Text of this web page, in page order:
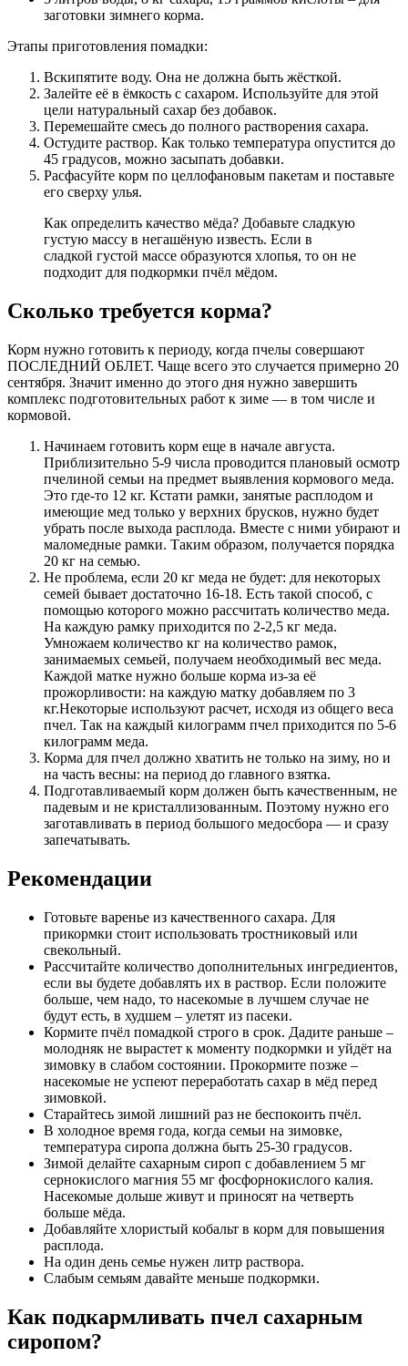
заготовки зимнего корма.
Этапы приготовления помадки:
Вскипятите воду. Она не должна быть жёсткой.
Залейте её в ёмкость с сахаром. Используйте для этой
цели натуральный сахар без добавок.
Перемешайте смесь до полного растворения сахара.
Остудите раствор. Как только температура опустится до
45 градусов, можно засыпать добавки.
Расфасуйте корм по целлофановым пакетам и поставьте
его сверху улья.
Как определить качество мёда? Добавьте сладкую
густую массу в негашёную известь. Если в
сладкой густой массе образуются хлопья, то он не
подходит для подкормки пчёл мёдом.
Сколько требуется корма?
Корм нужно готовить к периоду, когда пчелы совершают
ПОСЛЕДНИЙ ОБЛЕТ. Чаще всего это случается примерно 20
сентября. Значит именно до этого дня нужно завершить
комплекс подготовительных работ к зиме — в том числе и
кормовой.
Начинаем готовить корм еще в начале августа.
Приблизительно 5-9 числа проводится плановый осмотр
пчелиной семьи на предмет выявления кормового меда.
Это где-то 12 кг. Кстати рамки, занятые расплодом и
имеющие мед только у верхних брусков, нужно будет
убрать после выхода расплода. Вместе с ними убирают и
маломедные рамки. Таким образом, получается порядка
20 кг на семью.
Не проблема, если 20 кг меда не будет: для некоторых
семей бывает достаточно 16-18. Есть такой способ, с
помощью которого можно рассчитать количество меда.
На каждую рамку приходится по 2-2,5 кг меда.
Умножаем количество кг на количество рамок,
занимаемых семьей, получаем необходимый вес меда.
Каждой матке нужно больше корма из-за её
прожорливости: на каждую матку добавляем по 3
кг.Некоторые используют расчет, исходя из общего веса
пчел. Так на каждый килограмм пчел приходится по 5-6
килограмм меда.
Корма для пчел должно хватить не только на зиму, но и
на часть весны: на период до главного взятка.
Подготавливаемый корм должен быть качественным, не
падевым и не кристаллизованным. Поэтому нужно его
заготавливать в период большого медосбора — и сразу
запечатывать.
Рекомендации
Готовьте варенье из качественного сахара. Для
прикормки стоит использовать тростниковый или
свекольный.
Рассчитайте количество дополнительных ингредиентов,
если вы будете добавлять их в раствор. Если положите
больше, чем надо, то насекомые в лучшем случае не
будут есть, в худшем – улетят из пасеки.
Кормите пчёл помадкой строго в срок. Дадите раньше –
молодняк не вырастет к моменту подкормки и уйдёт на
зимовку в слабом состоянии. Прокормите позже –
насекомые не успеют переработать сахар в мёд перед
зимовкой.
Старайтесь зимой лишний раз не беспокоить пчёл.
В холодное время года, когда семьи на зимовке,
температура сиропа должна быть 25-30 градусов.
Зимой делайте сахарным сироп с добавлением 5 мг
сернокислого магния 55 мг фосфорнокислого калия.
Насекомые дольше живут и приносят на четверть
больше мёда.
Добавляйте хлористый кобальт в корм для повышения
расплода.
На один день семье нужен литр раствора.
Слабым семьям давайте меньше подкормки.
Как подкармливать пчел сахарным
сиропом?